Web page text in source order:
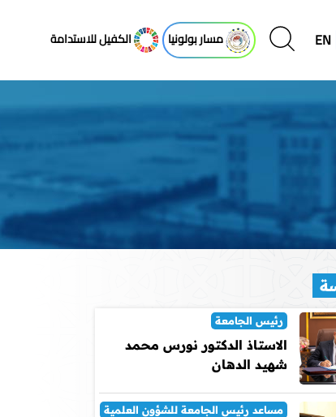
EN مسار بولونيا الكفيل للاستدامة
رئيس الجامعة
الاستاذ الدكتور نورس محمد
شهيد الدهان
مساعد رئيس الجامعة للشؤون العلمية